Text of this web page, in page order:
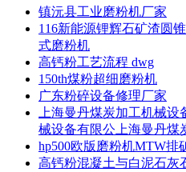
镇沅县工业磨粉机厂家
116新能源锂辉石矿渣圆
式磨粉机
高钙粉工艺流程 dwg
150th煤粉超细磨粉机
广东粉碎设备修理厂家
上海曼丹煤炭加工机械
械设备有限公上海曼丹煤
hp500欧版磨粉机MTW排
高钙粉混凝土与白泥石灰